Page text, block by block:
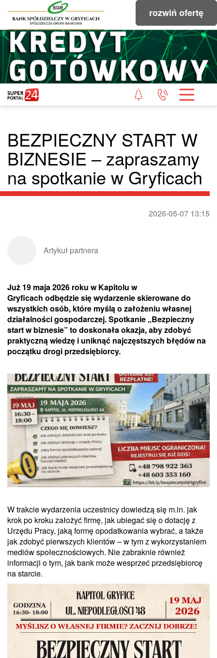
rozwiń ofertę
BEZPIECZNY START W
BIZNESIE – zapraszamy
na spotkanie w Gryficach
2026-05-07 13:15
Artykuł partnera
Już 19 maja 2026 roku w Kapitolu w
Gryficach odbędzie się wydarzenie skierowane do
wszystkich osób, które myślą o założeniu własnej
działalności gospodarczej. Spotkanie „Bezpieczny
start w biznesie” to doskonała okazja, aby zdobyć
praktyczną wiedzę i uniknąć najczęstszych błędów na
początku drogi przedsiębiorcy.
W trakcie wydarzenia uczestnicy dowiedzą się m.in. jak
krok po kroku założyć firmę, jak ubiegać się o dotację z
Urzędu Pracy, jaką formę opodatkowania wybrać, a także
jak zdobyć pierwszych klientów – w tym z wykorzystaniem
mediów społecznościowych. Nie zabraknie również
informacji o tym, jak bank może wesprzeć przedsiębiorcę
na starcie.